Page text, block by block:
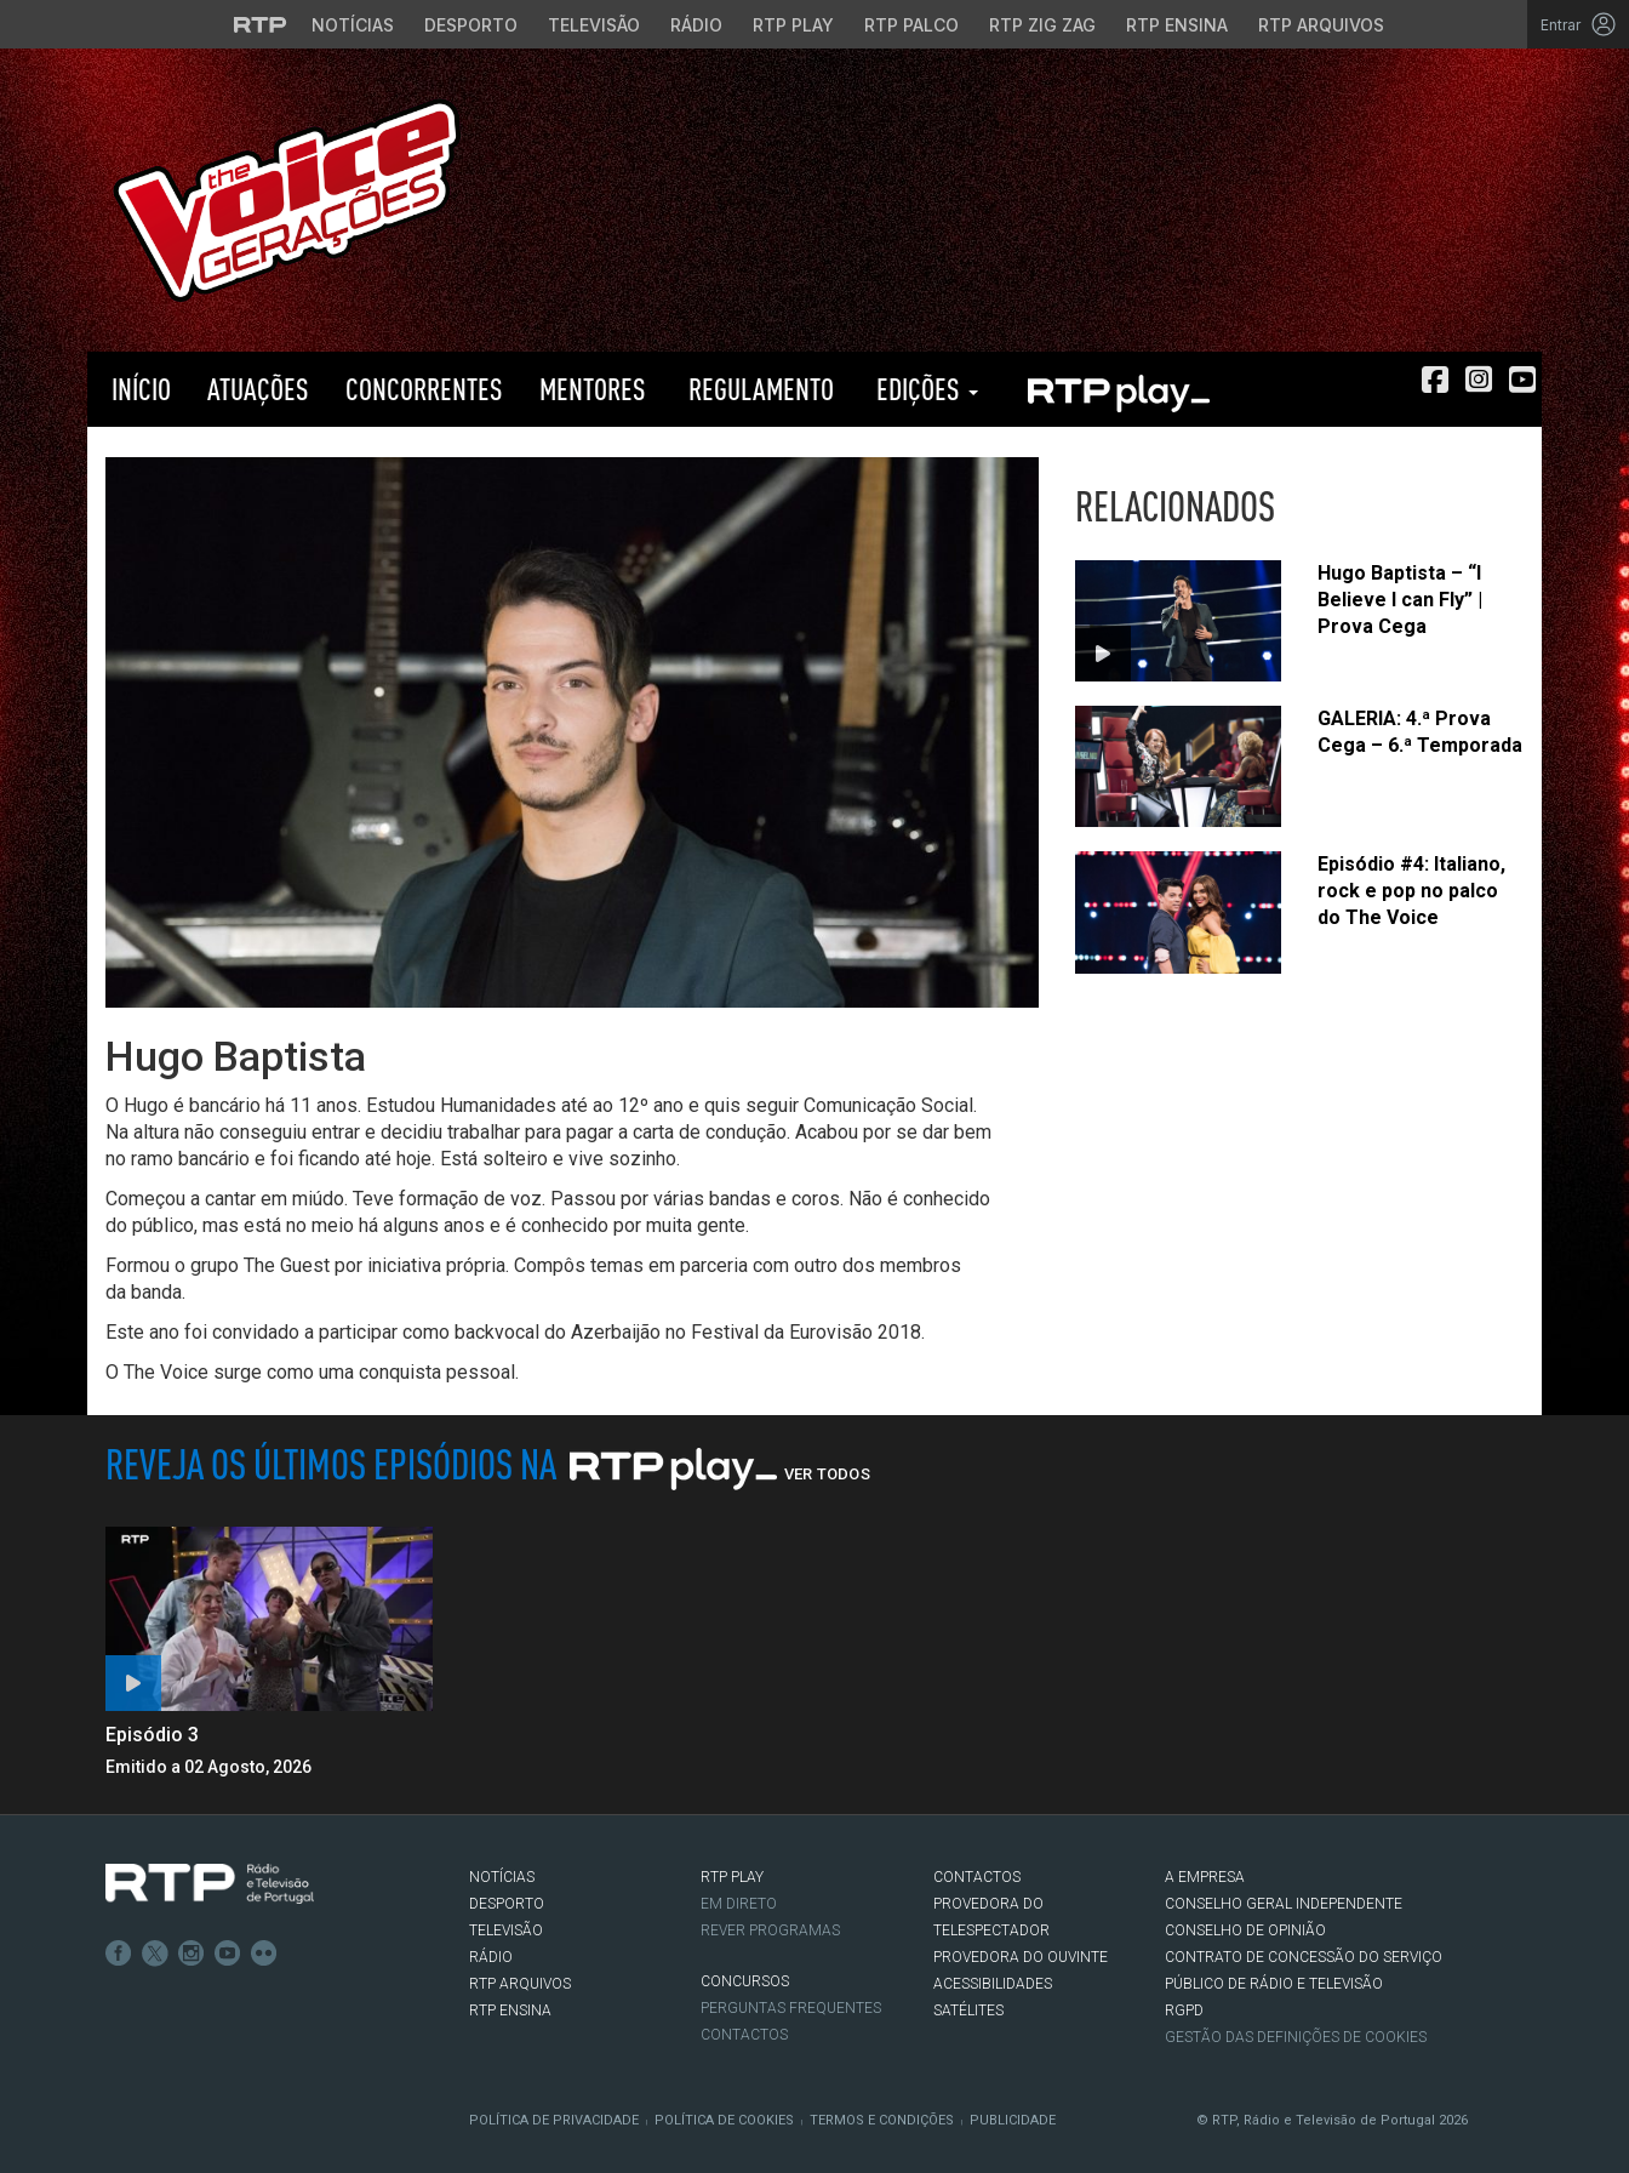
Saltar para o conteúdo principal
NOTÍCIAS DESPORTO TELEVISÃO RÁDIO RTP PLAY RTP PALCO RTP ZIG ZAG RTP ENSINA RTP ARQUIVOS Entrar
INÍCIO ATUAÇÕES CONCORRENTES MENTORES REGULAMENTO EDIÇÕES
Hugo Baptista
O Hugo é bancário há 11 anos. Estudou Humanidades até ao 12º ano e quis seguir Comunicação Social.
Na altura não conseguiu entrar e decidiu trabalhar para pagar a carta de condução. Acabou por se dar bem
no ramo bancário e foi ficando até hoje. Está solteiro e vive sozinho.
Começou a cantar em miúdo. Teve formação de voz. Passou por várias bandas e coros. Não é conhecido
do público, mas está no meio há alguns anos e é conhecido por muita gente.
Formou o grupo The Guest por iniciativa própria. Compôs temas em parceria com outro dos membros
da banda.
Este ano foi convidado a participar como backvocal do Azerbaijão no Festival da Eurovisão 2018.
O The Voice surge como uma conquista pessoal.
RELACIONADOS
Hugo Baptista – “I
Believe I can Fly” |
Prova Cega
GALERIA: 4.ª Prova
Cega – 6.ª Temporada
Episódio #4: Italiano,
rock e pop no palco
do The Voice
REVEJA OS ÚLTIMOS EPISÓDIOS NA VER TODOS
Episódio 3
Emitido a 02 Agosto, 2026
NOTÍCIAS
DESPORTO
TELEVISÃO
RÁDIO
RTP ARQUIVOS
RTP ENSINA
RTP PLAY
EM DIRETO
REVER PROGRAMAS
CONCURSOS
PERGUNTAS FREQUENTES
CONTACTOS
CONTACTOS
PROVEDORA DO
TELESPECTADOR
PROVEDORA DO OUVINTE
ACESSIBILIDADES
SATÉLITES
A EMPRESA
CONSELHO GERAL INDEPENDENTE
CONSELHO DE OPINIÃO
CONTRATO DE CONCESSÃO DO SERVIÇO
PÚBLICO DE RÁDIO E TELEVISÃO
RGPD
GESTÃO DAS DEFINIÇÕES DE COOKIES
POLÍTICA DE PRIVACIDADE | POLÍTICA DE COOKIES | TERMOS E CONDIÇÕES | PUBLICIDADE © RTP, Rádio e Televisão de Portugal 2026